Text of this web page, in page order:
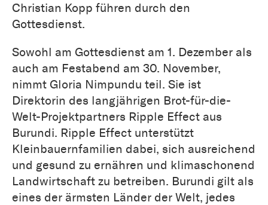
Christian Kopp führen durch den
Gottesdienst.
Sowohl am Gottesdienst am 1. Dezember als
auch am Festabend am 30. November,
nimmt Gloria Nimpundu teil. Sie ist
Direktorin des langjährigen Brot-für-die-
Welt-Projektpartners Ripple Effect aus
Burundi. Ripple Effect unterstützt
Kleinbauernfamilien dabei, sich ausreichend
und gesund zu ernähren und klimaschonend
Landwirtschaft zu betreiben. Burundi gilt als
eines der ärmsten Länder der Welt, jedes